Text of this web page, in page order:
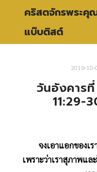
คริสตจักรพระคุ
แบ๊บติสต์
2019-10-
วันอังคาร
11:29-
จงเอาแอกของเ
เพราะว่าเราสุภาพและ